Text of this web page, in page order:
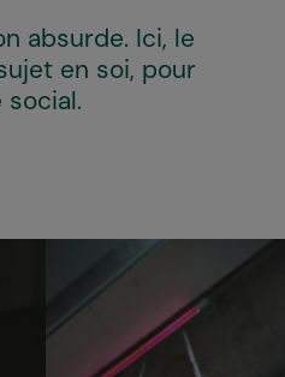
absurde. Ici, le
en soi, pour